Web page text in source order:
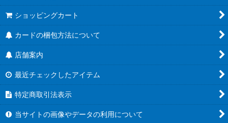
ショッピングカート
カードの梱包方法について
店舗案内
最近チェックしたアイテム
特定商取引法表示
当サイトの画像やデータの利用について